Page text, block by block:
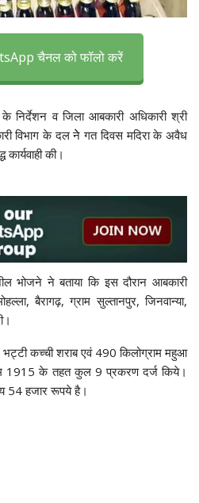
चैनल को फॉलो करें
निर्देशन व जिला आबकारी अधिकारी श्री
विभाग के दल नेे गत दिवस मदिरा के अवैध
की।
भोजने ने बताया कि इस दौरान आबकारी
बैरागढ़, ग्राम सुल्तानपुर, जिनवान्या,
कच्ची शराब एवं 490 किलोग्राम महुआ
1915 के तहत कुल 9 प्रकरण दर्ज किये।
54 हजार रूपये है।